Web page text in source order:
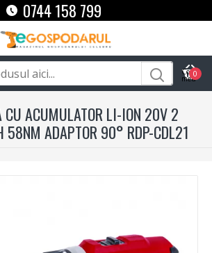
0744 158 799
0
CU ACUMULATOR LI-ION 20V 2
58NM ADAPTOR 90° RDP-CDL21